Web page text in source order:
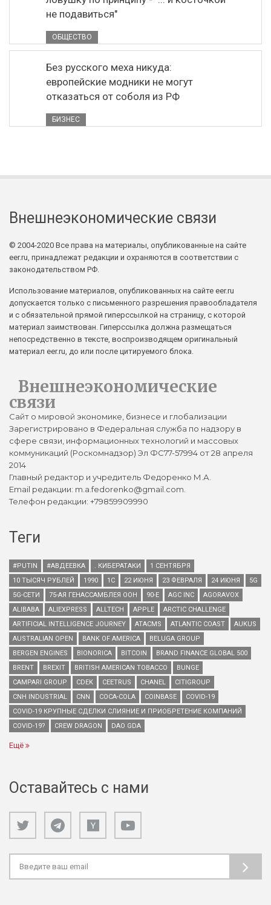
не подавиться"
ОБЩЕСТВО
Без русского меха никуда:
европейские модники не могут
отказаться от соболя из РФ
БИЗНЕС
Внешнеэкономические связи
© 2004-2020 Все права на материалы, опубликованные на сайте
eer.ru, принадлежат редакции и охраняются в соответствии с
законодательством РФ.
Использование материалов, опубликованных на сайте eer.ru
допускается только с письменного разрешения правообладателя
и с обязательной прямой гиперссылкой на страницу, с которой
материал заимствован. Гиперссылка должна размещаться
непосредственно в тексте, воспроизводящем оригинальный
материал eer.ru, до или после цитируемого блока.
Внешнеэкономические
связи
Сайт о мировой экономике, бизнесе и глобализации
Зарегистрировано в Федеральная служба по надзору в
сфере связи, информационных технологий и массовых
коммуникаций (Роскомнадзор) Эл ФС77-57994 от 28 апреля
2014
Главный редактор и учредитель Федоренко М.А.
Email редакции: m.a.fedorenko@gmail.com.
Телефон редакции: +79859909990
Теги
#PUTIN #АВДЕЕВКА . КИБЕРАТАКИ
1 СЕНТЯБРЯ
10 ТЫСЯЧ РУБЛЕЙ
1990 1С 22 ИЮНЯ 23 ФЕВРАЛЯ 24 ИЮНЯ
5G
5G-СЕТИ
75-АЯ ГЕНАССАМБЛЕЯ ООН 90-Е AGC INC
AGORAVOX
ALIBABA
ALIEXPRESS ALLTECH APPLE
ARCTIC CHALLENGE
ARTIFICIAL INTELLIGENCE JOURNEY
ATACMS ATLANTIC COAST
AUKUS
AUSTRALIAN OPEN
BANK OF AMERICA
BELUGA GROUP
BERGEN ENGINES
BIONORICA BITCOIN
BRAND FINANCE GLOBAL 500
BRENT
BREXIT BRITISH AMERICAN TOBACCO
BUNGE
CAMPARI GROUP
CDEK CEETRUS CHANEL
CITIGROUP
CNH INDUSTRIAL
CNN COCA-COLA COINBASE
COVID-19
COVID-19 КРУПНЫЕ СДЕЛКИ СЛИЯНИЕ И ПРИОБРЕТЕНИЕ КОМПАНИЙ
COVID-19?
CREW DRAGON DAO GDA
Ещё
Оставайтесь с нами